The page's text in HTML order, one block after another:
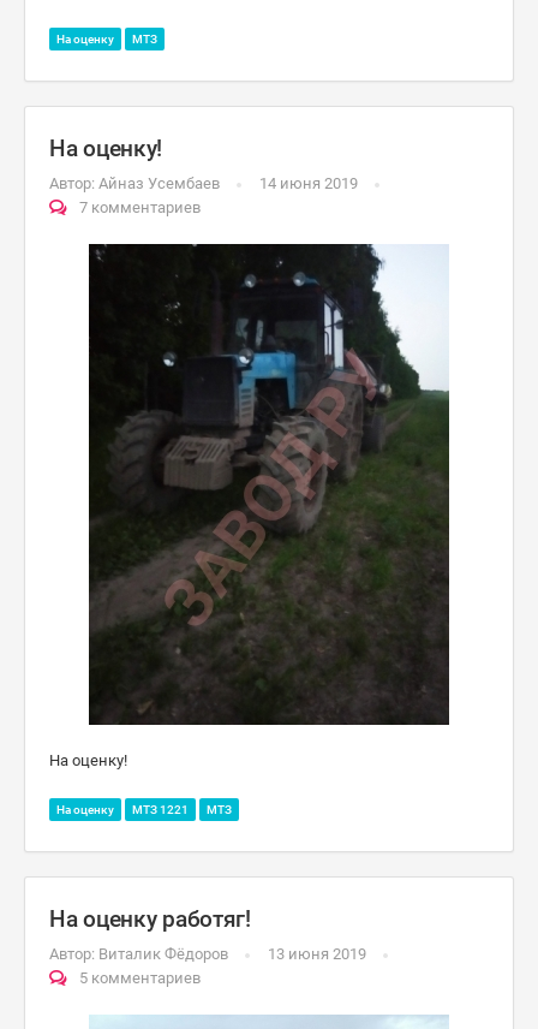
На оценку МТЗ
На оценку!
Автор: Айназ Усембаев
14 июня 2019
7 комментариев
На оценку!
На оценку МТЗ 1221 МТЗ
На оценку работяг!
Автор: Виталик Фёдоров
13 июня 2019
5 комментариев